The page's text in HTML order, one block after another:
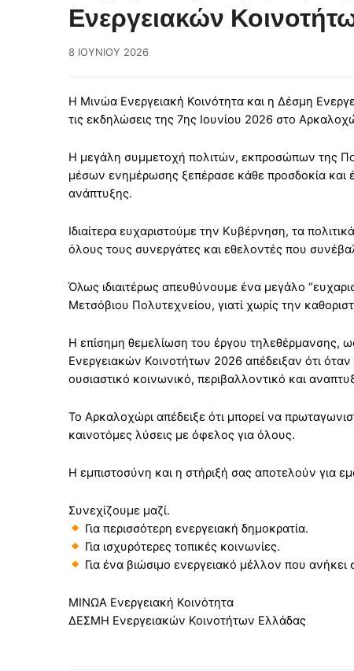
Ενεργειακών
8 ΙΟΥΝΊΟΥ 2026
Η Μινώα Ενεργειακή Κοινότητα και η Δέσμη
τις εκδηλώσεις της 7ης Ιουνίου 2026 στο
Η μεγάλη συμμετοχή πολιτών, εκπροσώπων της
μέσων ενημέρωσης ξεπέρασε κάθε προσδοκία και
ανάπτυξης.
Ιδιαίτερα ευχαριστούμε την Κυβέρνηση, τα
όλους τους συνεργάτες και εθελοντές που
Όλως ιδιαιτέρως απευθύνουμε ένα μεγάλο
Μετσόβιου Πολυτεχνείου, γιατί χωρίς την
Η επίσημη θεμελίωση του έργου τηλεθέρμανσης,
Ενεργειακών Κοινοτήτων 2026 απέδειξαν ότι
ουσιαστικό κοινωνικό, περιβαλλοντικό και
Το Αρκαλοχώρι απέδειξε ότι μπορεί να
καινοτόμες λύσεις με όφελος για όλους.
Η εμπιστοσύνη και η στήριξή σας αποτελούν για
Συνεχίζουμε μαζί.
Για περισσότερη ενεργειακή δημοκρατία.
Για ισχυρότερες τοπικές κοινωνίες.
Για ένα βιώσιμο ενεργειακό μέλλον που ανήκει
ΜΙΝΩΑ Ενεργειακή Κοινότητα
ΔΕΣΜΗ Ενεργειακών Κοινοτήτων Ελλάδας